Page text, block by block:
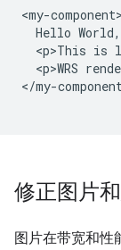
<my-component>
Hello
<p>This is
<p>WRS
</my-
修正图片
图片在带宽和性